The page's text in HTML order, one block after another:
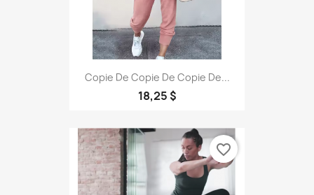
Copie De Copie De Copie De...
18,25 $
favorite_border